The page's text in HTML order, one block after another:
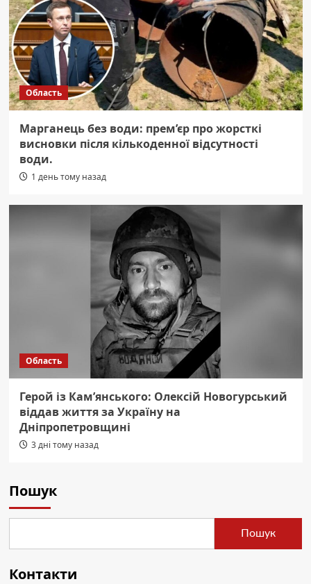
Область
Марганець без води: прем’єр про жорсткі
висновки після кількоденної відсутності
води.
1 день тому назад
Область
Герой із Кам’янського: Олексій Новогурський
віддав життя за Україну на
Дніпропетровщині
3 дні тому назад
Пошук
Пошук
Контакти